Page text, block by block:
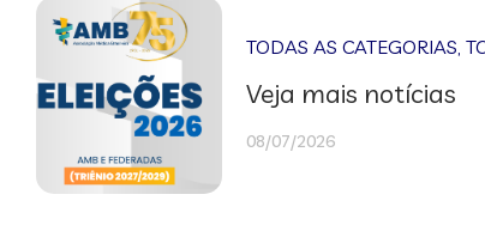
TODAS AS CATEGORIAS,
Veja mais notícias
08/07/2026